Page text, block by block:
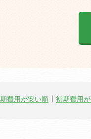
費用が安い順 初期費用